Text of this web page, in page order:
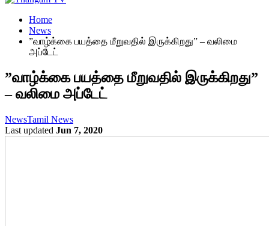
Home
News
”வாழ்க்கை பயத்தை மீறுவதில் இருக்கிறது” – வலிமை
அப்டேட்
”வாழ்க்கை பயத்தை மீறுவதில் இருக்கிறது”
– வலிமை அப்டேட்
NewsTamil News
Last updated Jun 7, 2020